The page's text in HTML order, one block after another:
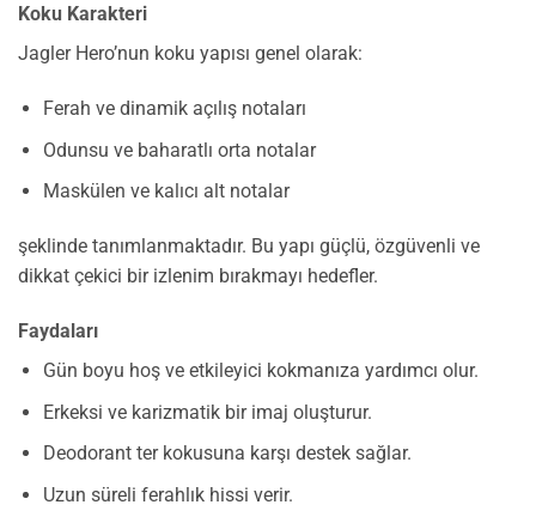
Koku Karakteri
Jagler Hero’nun koku yapısı genel olarak:
Ferah ve dinamik açılış notaları
Odunsu ve baharatlı orta notalar
Maskülen ve kalıcı alt notalar
şeklinde tanımlanmaktadır. Bu yapı güçlü, özgüvenli ve
dikkat çekici bir izlenim bırakmayı hedefler.
Faydaları
Gün boyu hoş ve etkileyici kokmanıza yardımcı olur.
Erkeksi ve karizmatik bir imaj oluşturur.
Deodorant ter kokusuna karşı destek sağlar.
Uzun süreli ferahlık hissi verir.